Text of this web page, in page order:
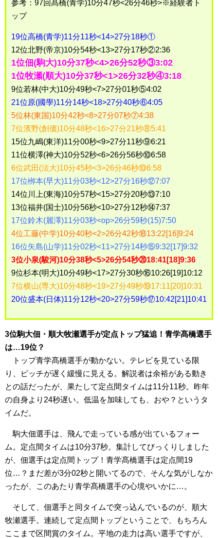
参考：97回髙橋(青学)10分47秒<26分46秒>※経験者ト
ップ
19位高橋(青学)11分11秒<14>27分18秒①
12位北野(帝京)10分54秒<13>27分17秒②2:36
1位佃(駒大)10分37秒<4>26分52秒③3:02
1位牧瀬(順大)10分37秒<1>26分32秒④3:18
9位若林(中大)10分49秒<7>27分01秒⑤4:02
21位原(國學)11分14秒<18>27分40秒⑥4:05
5位林(東国)10分42秒<8>27分07秒⑦4:38
7位濱野(創価)10分48秒<16>27分21秒⑧5:41
15位九嶋(東洋)11分00秒<9>27分11秒⑨6:21
11位横澤(神大)10分52秒<6>26分56秒⑩6:58
6位武田(法大)10分45秒<3>26分46秒⑩6:58
17位栁本(早大)11分03秒<12>27分16秒⑫7:07
14位川上(東海)10分57秒<15>27分20秒⑬7:10
13位福井(国士)10分56秒<10>27分12秒⑭7:37
17位鈴木(麗澤)11分03秒<op>26分59秒(15)7:50
4位工藤(中学)10分40秒<2>26分42秒⑱13:22[16]9:24
16位矢島(山学)11分02秒<11>27分14秒⑮9:32[17]9:32
3位小泉(駿河)10分38秒<5>26分54秒⑳18:41[18]9:36
9位杉本(明大)10分49秒<17>27分30秒⑯10:26[19]10:12
7位横山(専大)10分48秒<19>27分49秒⑲17:11[20]10:31
20位盛本(日体)11分12秒<20>27分59秒⑰10:42[21]10:41
3位駒大佃・順大牧瀬選手が定点トップ猛追！青学髙橋選手
は…19位？
トップ青学髙橋選手が動かない。テレビを見ている限
り、ピッチが遅く緩慢に見える。解説者は余裕がある動き
との話だったが、果たして定点間タイムは11分11秒。昨年
の自身より24秒遅い。低温を加味しても、おや？というタ
イムだ。
駒大佃選手は、飛んで走っている感が出ているフォー
ム。定点間タイムは10分37秒。集計してびっくりしました
が、佃選手は定点間トップ！青学髙橋選手は定点間19
位…？まだ差が3分02秒と開いてるので、そんな気がしなか
ったが、このあたり青学髙橋選手の心境やいかに…。
そして、佃選手と同タイムで突っ込んでいるのが、順大
牧瀬選手。連続して定点間トップということで、もちろん
ここまで区間賞のタイム。平地の走力は高い選手ですが、